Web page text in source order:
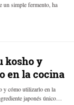
un simple fermento, ha
kosho y
en la cocina
y cómo utilizarlo en la
japonés único…